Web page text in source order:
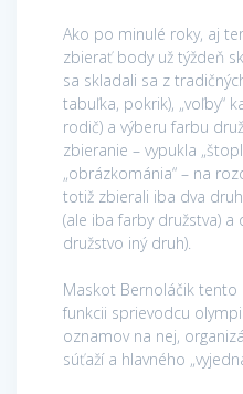
Ako po minulé roky, aj
zbierať body už týždeň
sa skladali sa z
tabuľka, pokrik), „voľby“
rodič) a výberu farbu
zbieranie – vypukla
„obrázkománia“ – na
totiž zbierali iba dva
(ale iba farby družstva) a
družstvo iný druh).
Maskot Bernoláčik
funkcii sprievodcu
oznamov na nej,
súťaží a hlavného